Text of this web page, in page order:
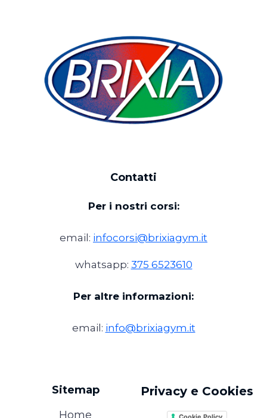
Contatti
Per i nostri corsi:
email: infocorsi@brixiagym.it
whatsapp: 375 6523610
Per altre informazioni:
email: info@brixiagym.it
Sitemap
Home
Privacy e Cookies